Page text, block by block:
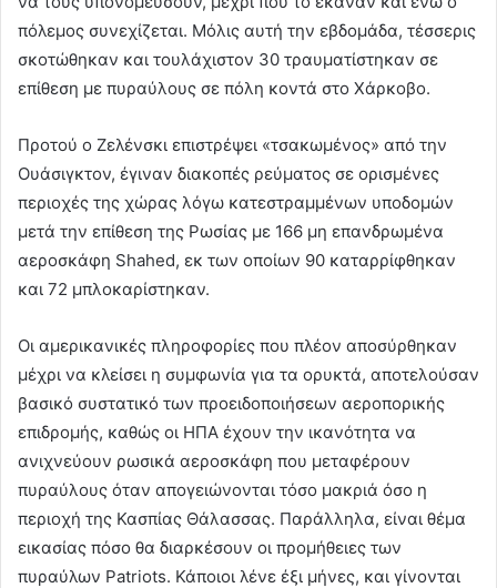
πόλεμος συνεχίζεται. Μόλις αυτή την εβδομάδα, τέσσερις
σκοτώθηκαν και τουλάχιστον 30 τραυματίστηκαν σε
επίθεση με πυραύλους σε πόλη κοντά στο Χάρκοβο.
Προτού ο Ζελένσκι επιστρέψει «τσακωμένος» από την
Ουάσιγκτον, έγιναν διακοπές ρεύματος σε ορισμένες
περιοχές της χώρας λόγω κατεστραμμένων υποδομών
μετά την επίθεση της Ρωσίας με 166 μη επανδρωμένα
αεροσκάφη Shahed, εκ των οποίων 90 καταρρίφθηκαν
και 72 μπλοκαρίστηκαν.
Οι αμερικανικές πληροφορίες που πλέον αποσύρθηκαν
μέχρι να κλείσει η συμφωνία για τα ορυκτά, αποτελούσαν
βασικό συστατικό των προειδοποιήσεων αεροπορικής
επιδρομής, καθώς οι ΗΠΑ έχουν την ικανότητα να
ανιχνεύουν ρωσικά αεροσκάφη που μεταφέρουν
πυραύλους όταν απογειώνονται τόσο μακριά όσο η
περιοχή της Κασπίας Θάλασσας. Παράλληλα, είναι θέμα
εικασίας πόσο θα διαρκέσουν οι προμήθειες των
πυραύλων Patriots. Κάποιοι λένε έξι μήνες, και γίνονται